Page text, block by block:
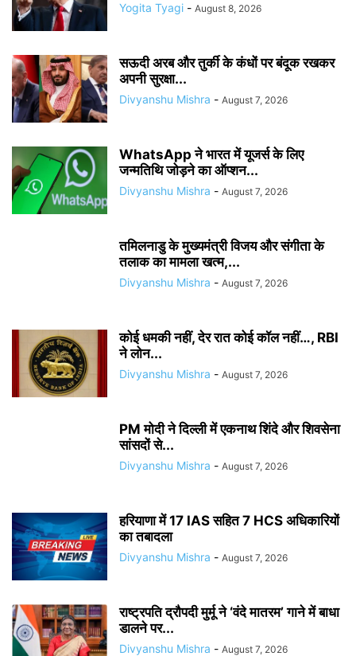
Yogita Tyagi - August 8, 2026
सऊदी अरब और तुर्की के कंधों पर बंदूक रखकर
अपनी सुरक्षा...
Divyanshu Mishra - August 7, 2026
WhatsApp ने भारत में यूजर्स के लिए
जन्मतिथि जोड़ने का ऑप्शन...
Divyanshu Mishra - August 7, 2026
तमिलनाडु के मुख्यमंत्री विजय और संगीता के
तलाक का मामला खत्म,...
Divyanshu Mishra - August 7, 2026
कोई धमकी नहीं, देर रात कोई कॉल नहीं…, RBI
ने लोन...
Divyanshu Mishra - August 7, 2026
PM मोदी ने दिल्ली में एकनाथ शिंदे और शिवसेना
सांसदों से...
Divyanshu Mishra - August 7, 2026
हरियाणा में 17 IAS सहित 7 HCS अधिकारियों
का तबादला
Divyanshu Mishra - August 7, 2026
राष्ट्रपति द्रौपदी मुर्मू ने ‘वंदे मातरम’ गाने में बाधा
डालने पर...
Divyanshu Mishra - August 7, 2026